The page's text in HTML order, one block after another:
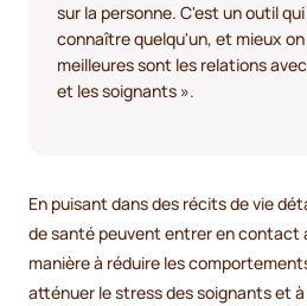
sur la personne. C'est un outil
connaître quelqu'un, et mieux
meilleures sont les relations
et les soignants ».
En puisant dans des récits de vie
de santé peuvent entrer en contact
manière à réduire les
atténuer le stress des soignants et